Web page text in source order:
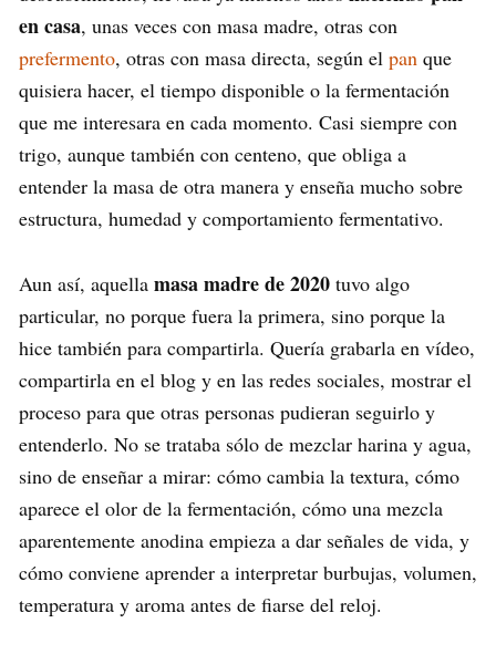
en casa, unas veces con masa madre, otras con
prefermento, otras con masa directa, según el pan que
quisiera hacer, el tiempo disponible o la fermentación
que me interesara en cada momento. Casi siempre con
trigo, aunque también con centeno, que obliga a
entender la masa de otra manera y enseña mucho sobre
estructura, humedad y comportamiento fermentativo.
Aun así, aquella masa madre de 2020 tuvo algo
particular, no porque fuera la primera, sino porque la
hice también para compartirla. Quería grabarla en vídeo,
compartirla en el blog y en las redes sociales, mostrar el
proceso para que otras personas pudieran seguirlo y
entenderlo. No se trataba sólo de mezclar harina y agua,
sino de enseñar a mirar: cómo cambia la textura, cómo
aparece el olor de la fermentación, cómo una mezcla
aparentemente anodina empieza a dar señales de vida, y
cómo conviene aprender a interpretar burbujas, volumen,
temperatura y aroma antes de fiarse del reloj.